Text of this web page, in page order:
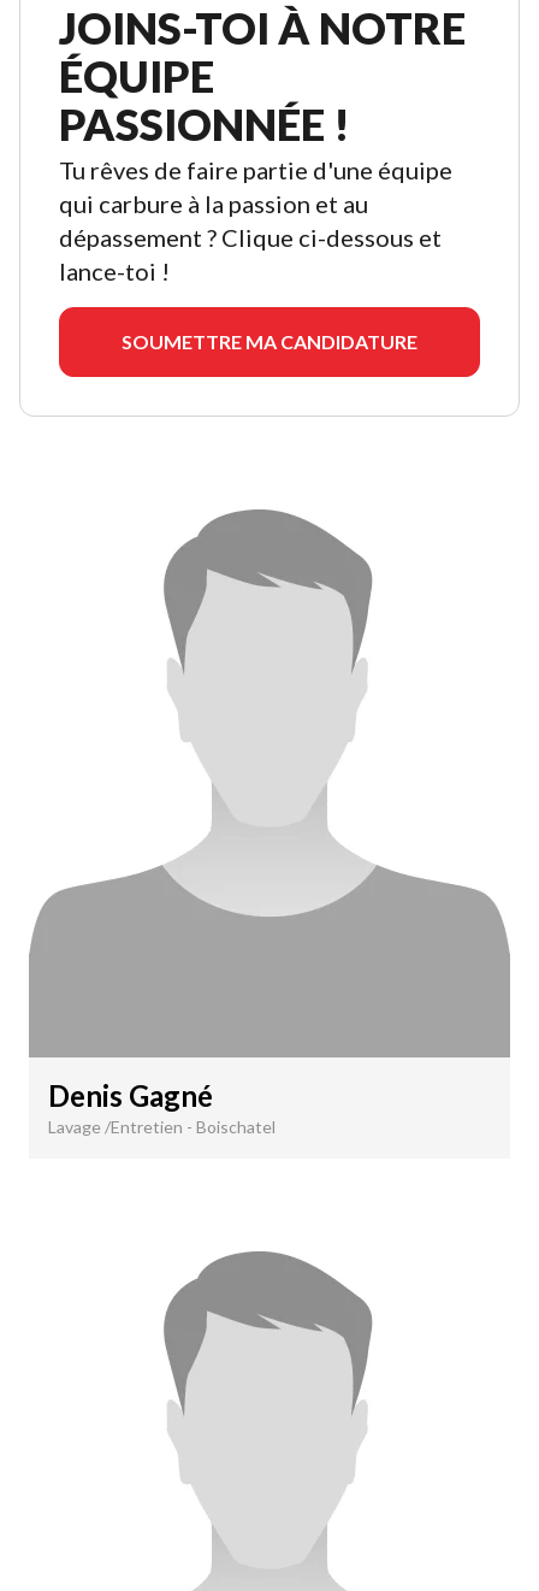
JOINS-TOI À NOTRE
ÉQUIPE
PASSIONNÉE !
Tu rêves de faire partie d'une équipe
qui carbure à la passion et au
dépassement ? Clique ci-dessous et
lance-toi !
SOUMETTRE MA CANDIDATURE
Denis Gagné
Lavage /Entretien - Boischatel